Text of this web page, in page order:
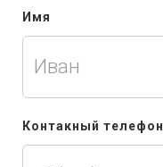
Имя
Контакный телефон